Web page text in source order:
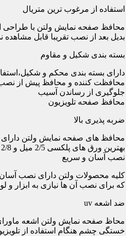
استفاده از مرغوب ترین متریال
محافظ صفحه نمایش ولتن با
بدیل بعد از نصب تقریبا قابل مشاهده
بسته بندی شکیل و مقاوم
دارای بسته بندی محکم و
محافظت کننده و محافظ پیش از
جلوگیری از رساندن آسیب
محافظ صفحه تلویزیون
ضربه پذیری بالا
محافظ های صفحه نمایش ولتن دارای
بهترین ورق های پلکسی 2/5 میل و 2/8 میل تایوانی ساخته شدند.
نصب آسان و سریع
کلیه محصولات ولتن دارای نصب
که برای نصب آن ها نیازی به ابزار
ضد اشعه uv
خستگی چشم هنگام استفاده از